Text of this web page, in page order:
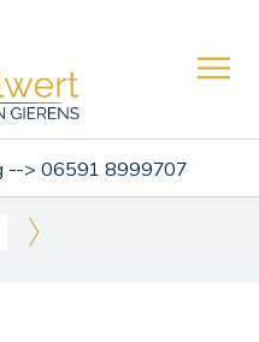
--> 06591 8999707